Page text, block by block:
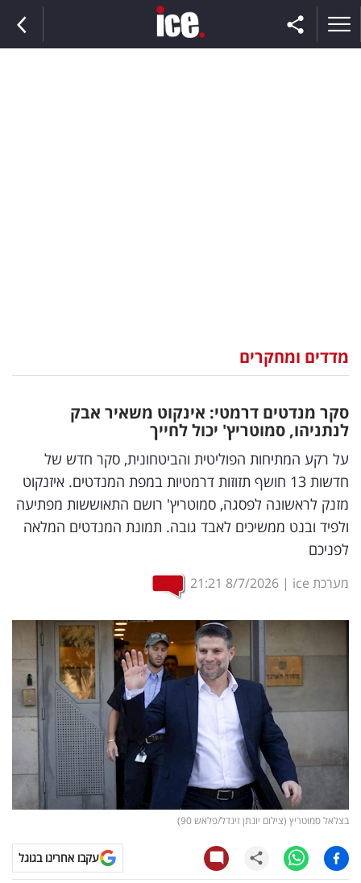
וצרכנות
דיגיטל
וטק
שיווק
ופרסום
משפט
מדדים
ומחקרים
דעות
רכילות
עסקית
קריפטו
ויראלי
עסקי
מדדים ומחקרים
סקר מנדטים דרמטי: אינקוט משאיר אבק
לנתניהו, סמוטריץ' יכול לחייך
על רקע המתיחות הפוליטית והביטחונית, סקר חדש של
חדשות 13 חושף תזוזות דרמטיות במפת המנדטים. איזנקוט
מזנק לראשונה לפסגה, סמוטריץ' רושם התאוששות מפתיעה
ולפיד ובנט ממשיכים לאבד גובה. תמונת המנדטים המלאה
לפניכם
מערכת ice |
8/7/2026
21:21
בצלאל סמוטריץ (צילום יונתן זינדל/פלאש 90)
עקבו אחרינו בגוגל